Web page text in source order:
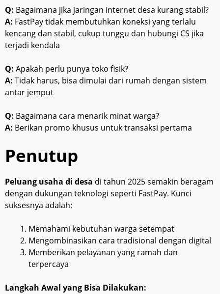
Q: Bagaimana jika jaringan internet desa kurang stabil?
A: FastPay tidak membutuhkan koneksi yang terlalu
kencang dan stabil, cukup tunggu dan hubungi CS jika
terjadi kendala
Q: Apakah perlu punya toko fisik?
A: Tidak harus, bisa dimulai dari rumah dengan sistem
antar jemput
Q: Bagaimana cara menarik minat warga?
A: Berikan promo khusus untuk transaksi pertama
Penutup
Peluang usaha di desa di tahun 2025 semakin beragam
dengan dukungan teknologi seperti FastPay. Kunci
suksesnya adalah:
Memahami kebutuhan warga setempat
Mengombinasikan cara tradisional dengan digital
Memberikan pelayanan yang ramah dan
terpercaya
Langkah Awal yang Bisa Dilakukan: